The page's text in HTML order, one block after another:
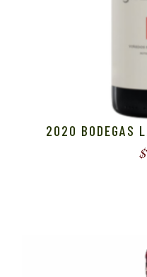
2020 BODEGAS
$